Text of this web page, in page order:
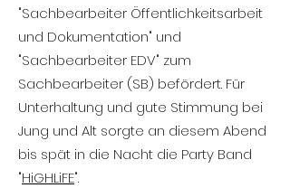
"Sachbearbeiter Öffentlichkeitsarbeit
und Dokumentation" und
"Sachbearbeiter EDV" zum
Sachbearbeiter (SB) befördert. Für
Unterhaltung und gute Stimmung bei
Jung und Alt sorgte an diesem Abend
bis spät in die Nacht die Party Band
"HiGHLiFE".